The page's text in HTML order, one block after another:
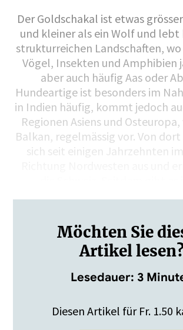
Der Goldschakal ist etwas
und kleiner als ein Wolf und
strukturreichen Landschaften,
Vögel, Insekten und Amphibien
aber auch häufig Aas oder
Hundeartige ist besonders im
in Indien häufig, kommt jedoch
Regionen Asiens und Osteuropa,
Balkan, regelmässig vor. Von
sich seit einigen Jahrzehnten
Möchten Sie
Artikel
Lesedauer: 3
Diesen Artikel für Fr. 1.50